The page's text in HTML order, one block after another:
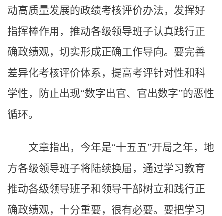
动高质量发展的政绩考核评价办法，发挥好
指挥棒作用，推动各级领导班子认真践行正
确政绩观，切实形成正确工作导向。要完善
差异化考核评价体系，提高考评针对性和科
学性，防止出现“数字出官、官出数字”的恶性
循环。
文章指出，今年是“十五五”开局之年，地
方各级领导班子将陆续换届，通过学习教育
推动各级领导班子和领导干部树立和践行正
确政绩观，十分重要，很有必要。要把学习